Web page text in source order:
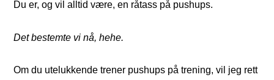
Du er, og vil alltid være, en råtass på pushups.
Det bestemte vi nå, hehe.
Om du utelukkende trener pushups på trening, vil jeg rett